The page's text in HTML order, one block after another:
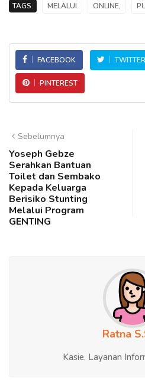
TAGS: MELALUI ONLINE,
FACEBOOK TWITTER
PINTEREST
Sebelumnya
Yoseph Gebze
Serahkan Bantuan
Toilet dan Sembako
Kepada Keluarga
Berisiko Stunting
Melalui Program
GENTING
Ratna
Kasie. Layanan